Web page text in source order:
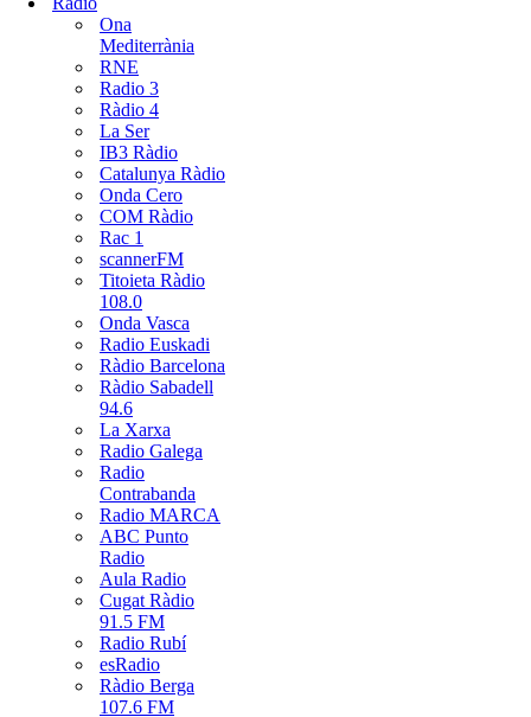
Ona
Mediterrània
RNE
Radio 3
Ràdio 4
La Ser
IB3 Ràdio
Catalunya Ràdio
Onda Cero
COM Ràdio
Rac 1
scannerFM
Titoieta Ràdio
108.0
Onda Vasca
Radio Euskadi
Ràdio Barcelona
Ràdio Sabadell
94.6
La Xarxa
Radio Galega
Radio
Contrabanda
Radio MARCA
ABC Punto
Radio
Aula Radio
Cugat Ràdio
91.5 FM
Radio Rubí
esRadio
Ràdio Berga
107.6 FM